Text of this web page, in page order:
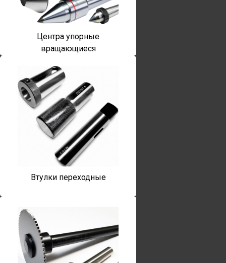
Центра упорные
вращающиеся
Втулки переходные